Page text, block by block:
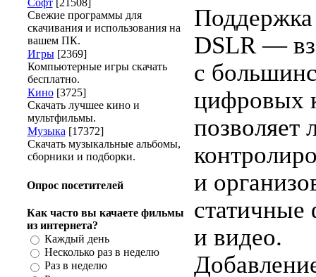
Софт [21508]
Свежие программы для
скачивания и использования на
вашем ПК.
Игры [2369]
Компьютерные игры скачать
бесплатно.
Кино [3725]
Скачать лучшее кино и
мультфильмы.
Музыка [17372]
Скачать музыкальные альбомы,
сборники и подборки.
Опрос посетителей
Как часто вы качаете фильмы
из интернета?
Каждый день
Несколько раз в неделю
Раз в неделю
DSLR —
с
цифровых
позволяет
и
статичные
и видео.